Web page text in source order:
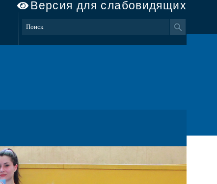
Версия для слабовидящих